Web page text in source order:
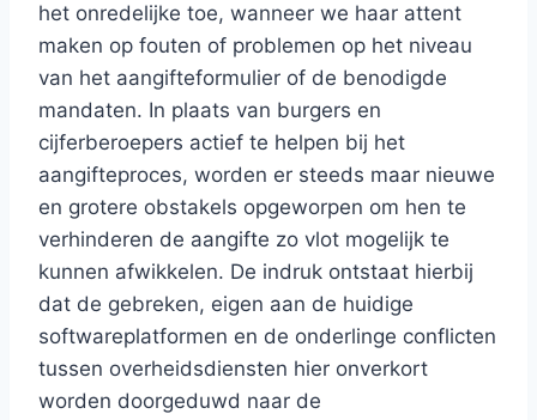
het onredelijke toe, wanneer we haar attent
maken op fouten of problemen op het niveau
van het aangifteformulier of de benodigde
mandaten. In plaats van burgers en
cijferberoepers actief te helpen bij het
aangifteproces, worden er steeds maar nieuwe
en grotere obstakels opgeworpen om hen te
verhinderen de aangifte zo vlot mogelijk te
kunnen afwikkelen. De indruk ontstaat hierbij
dat de gebreken, eigen aan de huidige
softwareplatformen en de onderlinge conflicten
tussen overheidsdiensten hier onverkort
worden doorgeduwd naar de